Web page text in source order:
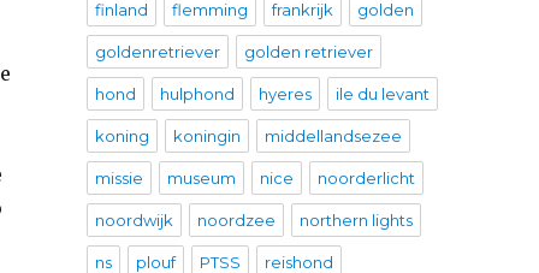
finland flemming frankrijk golden
goldenretriever golden retriever
hond hulphond hyeres ile du levant
koning koningin middellandsezee
missie museum nice noorderlicht
noordwijk noordzee northern lights
ns plouf PTSS reishond